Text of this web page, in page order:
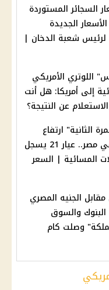
السجائر المستوردة
الجديدة
لرئيس شعبة الدخان |
اللوتري الأمريكي
إلى أمريكا: هل أنت
عن النتيجة؟
الثانية" ارتفاع
أسعار الذهب اليوم في مصر.. عيار 21 يسجل
المسائية | السعر
الجنيه المصري
11-2024 في البنوك والسوق
وصلت كام